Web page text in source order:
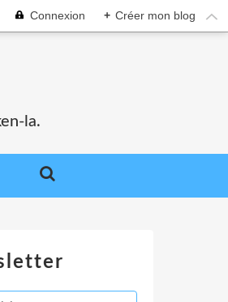
Connexion + Créer mon blog
la.